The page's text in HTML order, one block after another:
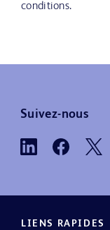
conditions.
Suivez-nous
LIENS RAPIDES